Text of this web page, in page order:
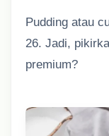
Pudding atau
26. Jadi,
premium?